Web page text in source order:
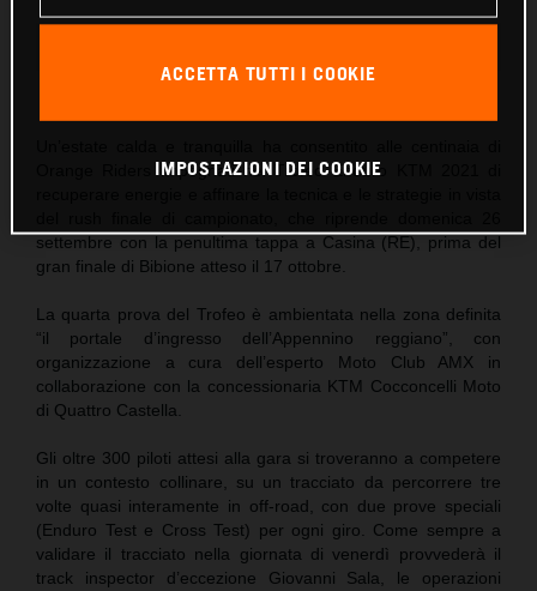
Orange Riders impegnati nel Trofeo Enduro KTM 2021 di
settembre con la penultima tappa a Casina (RE), prima del
gran finale di Bibione atteso il 17 ottobre.
La quarta prova del Trofeo è ambientata nella zona definita
“il portale d’ingresso dell’Appennino reggiano”, con
organizzazione a cura dell’esperto Moto Club AMX in
collaborazione con la concessionaria KTM Cocconcelli Moto
di Quattro Castella.
Gli oltre 300 piloti attesi alla gara si troveranno a competere
in un contesto collinare, su un tracciato da percorrere tre
volte quasi interamente in off-road, con due prove speciali
(Enduro Test e Cross Test) per ogni giro. Come sempre a
validare il tracciato nella giornata di venerdì provvederà il
track inspector d’eccezione Giovanni Sala, le operazioni
ACCETTA TUTTI I COOKIE
IMPOSTAZIONI DEI COOKIE